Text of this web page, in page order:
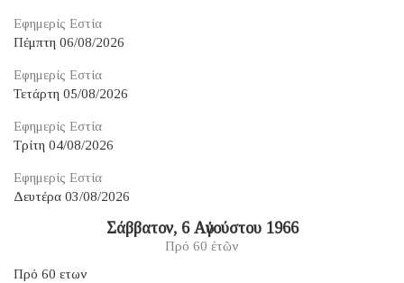
Εφημερίς Εστία
Πέμπτη 06/08/2026
Εφημερίς Εστία
Τετάρτη 05/08/2026
Εφημερίς Εστία
Τρίτη 04/08/2026
Εφημερίς Εστία
Δευτέρα 03/08/2026
Σάββατον, 6 Αὐγούστου 1966
Πρό 60 ἐτῶν
Πρό 60 ετων